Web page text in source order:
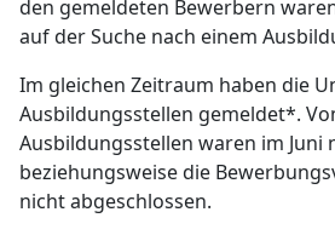
den gemeldeten Bewerbern
auf der Suche nach einem
Im gleichen Zeitraum haben die
Ausbildungsstellen gemeldet*.
Ausbildungsstellen waren im Juni
beziehungsweise die
nicht abgeschlossen.